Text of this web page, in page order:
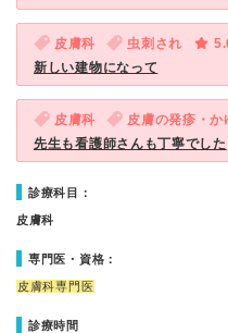
皮膚科 虫刺され
新しい建物になって
皮膚科 皮膚の発疹・か
先生も看護師さんも丁寧でした
診療科目：
皮膚科
専門医・資格：
皮膚科専門医
診療時間